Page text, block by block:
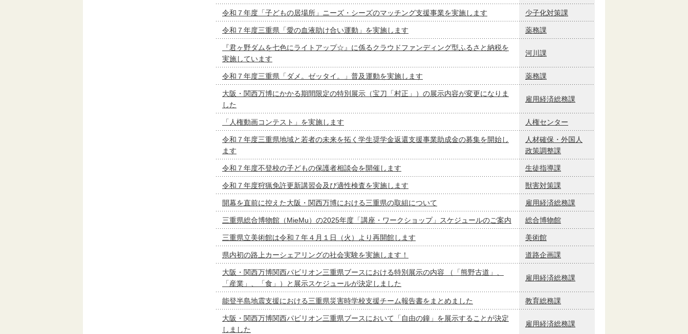
令和７年度「子どもの居場所」ニーズ・シーズのマッチング支援事業を実施します 少子化対策課
令和７年度三重県「愛の血液助け合い運動」を実施します 薬務課
『君ヶ野ダムを七色にライトアップ☆』に係るクラウドファンディング型ふるさと納税を
実施しています
河川課
令和７年度三重県「ダメ。ゼッタイ。」普及運動を実施します 薬務課
大阪・関西万博にかかる期間限定の特別展示（宝刀「村正」）の展示内容が変更になりま
した
雇用経済総務課
「人権動画コンテスト」を実施します 人権センター
令和７年度三重県地域と若者の未来を拓く学生奨学金返還支援事業助成金の募集を開始し
ます
人材確保・外国人
政策調整課
令和７年度不登校の子どもの保護者相談会を開催します 生徒指導課
令和７年度狩猟免許更新講習会及び適性検査を実施します 獣害対策課
開幕を直前に控えた大阪・関西万博における三重県の取組について 雇用経済総務課
三重県総合博物館（MieMu）の2025年度「講座・ワークショップ」スケジュールのご案内 総合博物館
三重県立美術館は令和７年４月１日（火）より再開館します 美術館
県内初の路上カーシェアリングの社会実験を実施します！ 道路企画課
大阪・関西万博関西パビリオン三重県ブースにおける特別展示の内容 （「熊野古道」、
「産業」、「食」）と展示スケジュールが決定しました
雇用経済総務課
能登半島地震支援における三重県災害時学校支援チーム報告書をまとめました 教育総務課
大阪・関西万博関西パビリオン三重県ブースにおいて「自由の鐘」を展示することが決定
しました
雇用経済総務課